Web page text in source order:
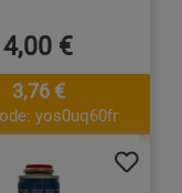
4,00 €
3,76 €
yos0uq60fr